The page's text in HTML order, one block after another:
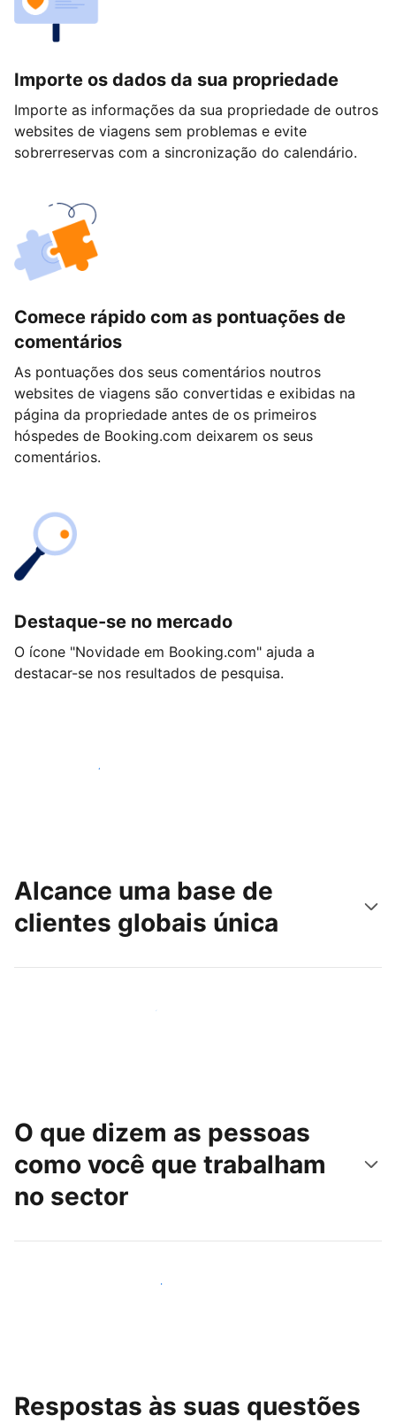
Importe os dados da sua propriedade
Importe as informações da sua propriedade de outros
websites de viagens sem problemas e evite
sobrerreservas com a sincronização do calendário.
Comece rápido com as pontuações de
comentários
As pontuações dos seus comentários noutros
websites de viagens são convertidas e exibidas na
página da propriedade antes de os primeiros
hóspedes de Booking.com deixarem os seus
comentários.
Destaque-se no mercado
O ícone "Novidade em Booking.com" ajuda a
destacar-se nos resultados de pesquisa.
Comece hoje mesmo
Alcance uma base de
clientes globais única
Chegue hoje mesmo a novas pessoas
O que dizem as pessoas
como você que trabalham
no sector
Junte-se a outros anfitriões como você
Respostas às suas questões